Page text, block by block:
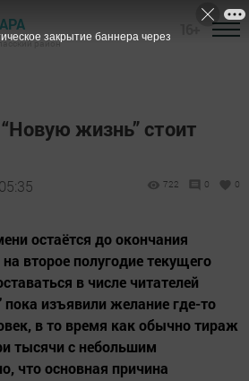
район
жизнь” стоит
722 0 0
остаётся до окончания
второе полугодие текущего
в числе читателей
изъявили желание где-то
в то время как обычно тираж
тысячи с небольшим
что основная причина
закрытие баннера через